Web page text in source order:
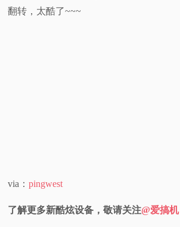
翻转，太酷了~~~
via：pingwest
了解更多新酷炫设备，敬请关注@爱搞机